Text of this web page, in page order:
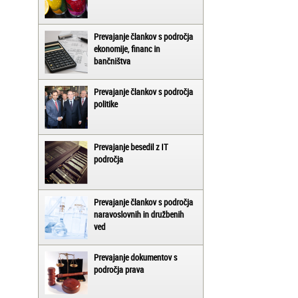
Prevajanje člankov s področja
ekonomije, financ in
bančništva
Prevajanje člankov s področja
politike
Prevajanje besedil z IT
področja
Prevajanje člankov s področja
naravoslovnih in družbenih
ved
Prevajanje dokumentov s
področja prava